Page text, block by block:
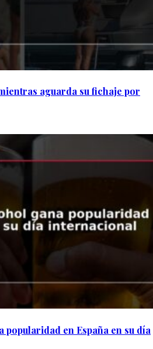
aguarda su fichaje por
popularidad en España en su día